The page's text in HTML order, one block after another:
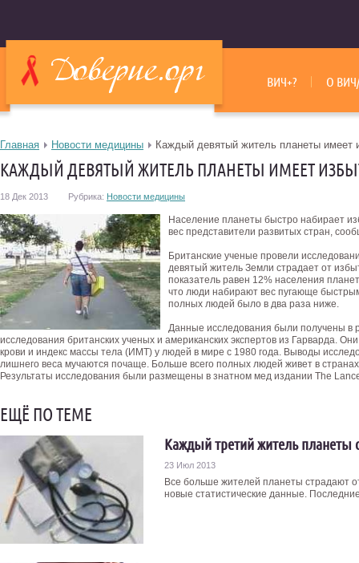
ВИЧ+? О
Главная Новости медицины Каждый девятый житель планеты имеет
КАЖДЫЙ ДЕВЯТЫЙ ЖИТЕЛЬ ПЛАНЕТЫ ИМЕЕТ
18 Дек 2013 Рубрика: Новости медицины
Население планеты быстро набирает
вес представители развитых стран,
Британские ученые провели
девятый житель Земли страдает от
показатель равен 12% населения
что люди набирают вес пугающе
полных людей было в два раза ниже.
Данные исследования были получены в
исследования британских ученых и американских экспертов из Гарварда.
крови и индекс массы тела (ИМТ) у людей в мире с 1980 года. Выводы
лишнего веса мучаются почаще. Больше всего полных людей живет в
Результаты исследования были размещены в знатном мед издании The
ЕЩЁ ПО ТЕМЕ
Каждый третий житель планеты
23 Июл 2013
Все больше жителей планеты страдают
новые статистические данные.